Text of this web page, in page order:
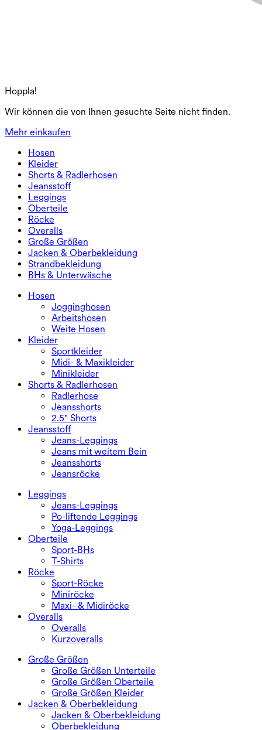
Hoppla!
Wir können die von Ihnen gesuchte Seite nicht finden.
Mehr einkaufen
Hosen
Hosen
Jogginghosen
Arbeitshosen
Weite Hosen
Kleider
Kleider
Sportkleider
Midi- & Maxikleider
Minikleider
Shorts & Radlerhosen
Shorts & Radlerhosen
Radlerhose
Jeansshorts
2.5" Shorts
Jeansstoff
Jeansstoff
Jeans-Leggings
Jeans mit weitem Bein
Jeansshorts
Jeansröcke
Leggings
Leggings
Jeans-Leggings
Po-liftende Leggings
Yoga-Leggings
Oberteile
Oberteile
Sport-BHs
T-Shirts
Röcke
Röcke
Sport-Röcke
Miniröcke
Maxi- & Midiröcke
Overalls
Overalls
Overalls
Kurzoveralls
Große Größen
Große Größen
Große Größen Unterteile
Große Größen Oberteile
Große Größen Kleider
Jacken & Oberbekleidung
Jacken & Oberbekleidung
Jacken & Oberbekleidung
Oberbekleidung
Strandbekleidung
Strandbekleidung
Bikini-Oberteile
Bikinihosen
Bikini-Sets
BHs & Unterwäsche
BHs & Unterwäsche
BHs
Unterwäsche
Hosen
Jogginghosen
Arbeitshosen
Weite Hosen
Kleider
Sportkleider
Midi- & Maxikleider
Minikleider
Shorts & Radlerhosen
Radlerhose
Jeansshorts
2.5" Shorts
Jeansstoff
Jeans-Leggings
Jeans mit weitem Bein
Jeansshorts
Jeansröcke
Leggings
Jeans-Leggings
Po-liftende Leggings
Yoga-Leggings
Oberteile
Sport-BHs
T-Shirts
Röcke
Sport-Röcke
Miniröcke
Maxi- & Midiröcke
Overalls
Overalls
Kurzoveralls
Große Größen
Große Größen Unterteile
Große Größen Oberteile
Große Größen Kleider
Jacken & Oberbekleidung
Jacken & Oberbekleidung
Oberbekleidung